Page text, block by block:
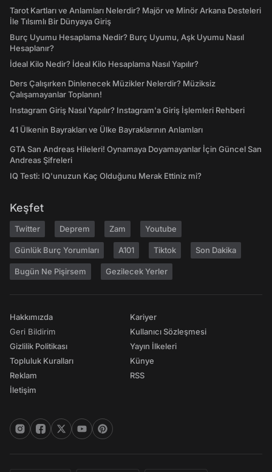
Tarot Kartları ve Anlamları Nelerdir? Majör ve Minör Arkana Desteleri
İle Tılsımlı Bir Dünyaya Giriş
Burç Uyumu Hesaplama Nedir? Burç Uyumu, Aşk Uyumu Nasıl
Hesaplanır?
İdeal Kilo Nedir? İdeal Kilo Hesaplama Nasıl Yapılır?
Ders Çalışırken Dinlenecek Müzikler Nelerdir? Müziksiz
Çalışamayanlar Toplanın!
Instagram Giriş Nasıl Yapılır? Instagram'a Giriş İşlemleri Rehberi
41 Ülkenin Bayrakları ve Ülke Bayraklarının Anlamları
GTA San Andreas Hileleri! Oynamaya Doyamayanlar İçin Güncel San
Andreas Şifreleri
IQ Testi: IQ'unuzun Kaç Olduğunu Merak Ettiniz mi?
Keşfet
Twitter Deprem Zam Youtube
Günlük Burç Yorumları A101 Tiktok Son Dakika
Bugün Ne Pişirsem Gezilecek Yerler
Hakkımızda
Geri Bildirim
Gizlilik Politikası
Topluluk Kuralları
Reklam
İletişim
Kariyer
Kullanıcı Sözleşmesi
Yayın İlkeleri
Künye
RSS